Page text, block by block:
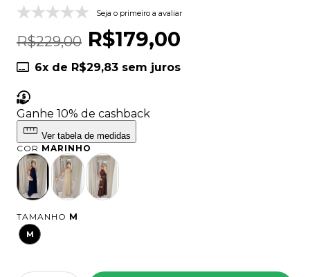
Seja o primeiro a avaliar
R$229,00 R$179,00
6x de R$29,83 sem juros
Ganhe 10% de cashback
Ver tabela de medidas
COR MARINHO
TAMANHO M
M